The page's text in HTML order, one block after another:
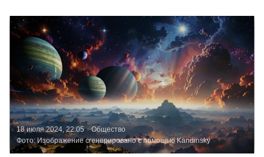
18 июля 2024, 22:05
Общество
Фото: Изображение сгенерировано с помощью Kandinsky